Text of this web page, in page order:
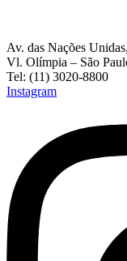
Av. das Nações
Vl. Olímpia – São
Tel: (11) 3020-8800
Instagram